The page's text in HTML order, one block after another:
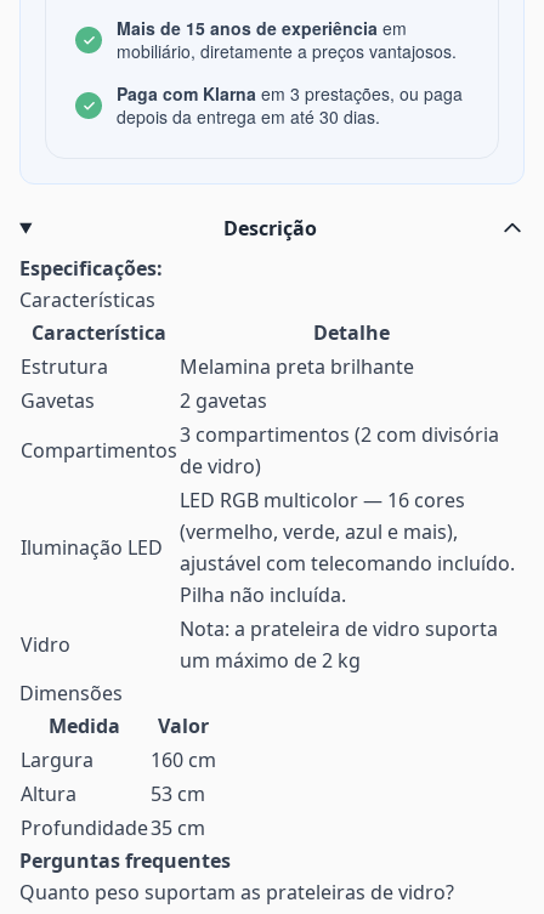
Mais de 15 anos de experiência em
mobiliário, diretamente a preços vantajosos.
Paga com Klarna em 3 prestações, ou paga
depois da entrega em até 30 dias.
Descrição
Especificações:
Características
Característica
Detalhe
Estrutura
Melamina preta brilhante
Gavetas
2 gavetas
Compartimentos
3 compartimentos (2 com divisória
de vidro)
Iluminação LED
LED RGB multicolor — 16 cores
(vermelho, verde, azul e mais),
ajustável com telecomando incluído.
Pilha não incluída.
Vidro
Nota: a prateleira de vidro suporta
um máximo de 2 kg
Dimensões
Medida
Valor
Largura
160 cm
Altura
53 cm
Profundidade35 cm
Perguntas frequentes
Quanto peso suportam as prateleiras de vidro?